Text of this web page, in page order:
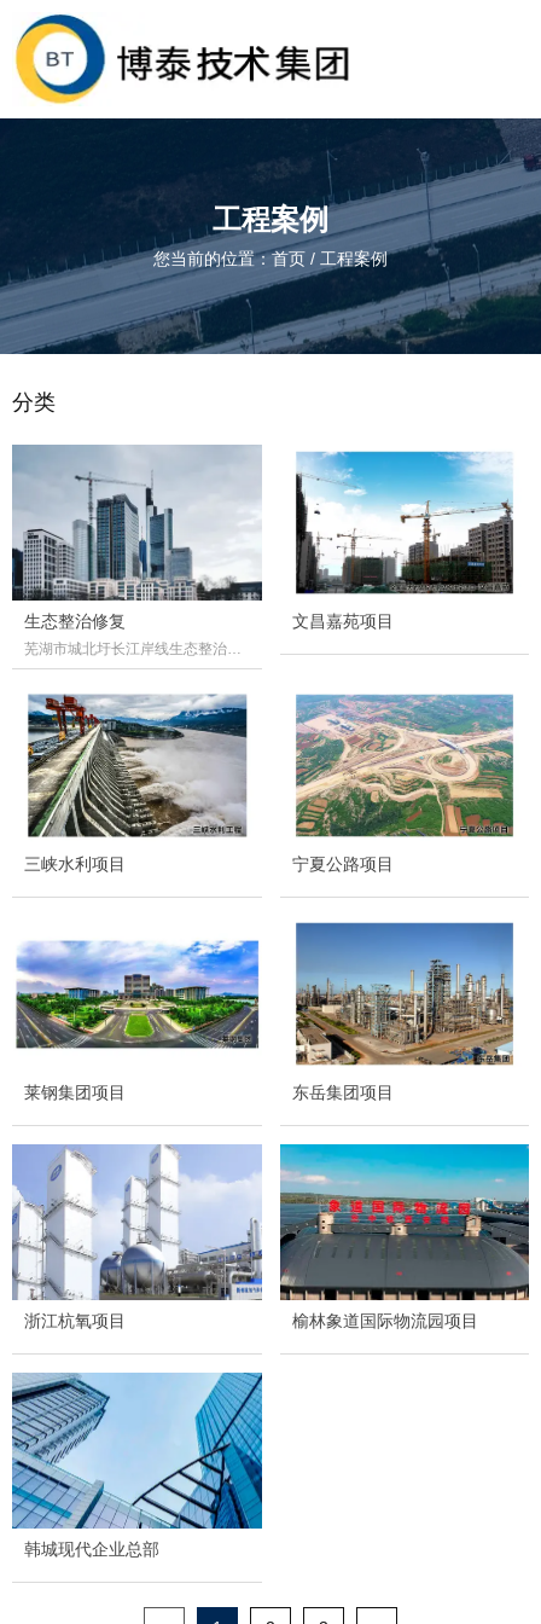
工程案例
您当前的位置：首页 / 工程案例
分类
生态整治修复
芜湖市城北圩长江岸线生态整治修
文昌嘉苑项目
三峡水利项目 宁夏公路项目
莱钢集团项目 东岳集团项目
浙江杭氧项目 榆林象道国际物流园项目
韩城现代企业总部